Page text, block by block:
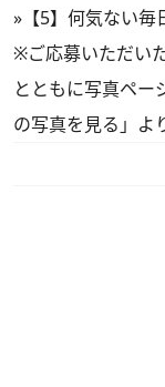
» 【5】何気ない
※ご応募いただい
とともに写真ペー
の写真を見る」よ